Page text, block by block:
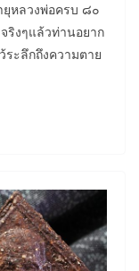
ยุหลวงพ่อครบ ๘๐
ริงๆแล้วท่านอยาก
ะลึกถึงความตาย